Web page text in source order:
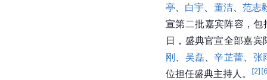
亭
白宇 董洁、 范志
宣第二批嘉宾阵容，包
日，盛典官宣全部嘉宾
刚
吴磊 、辛芷蕾
张
位担任盛典主持人。
[2] [